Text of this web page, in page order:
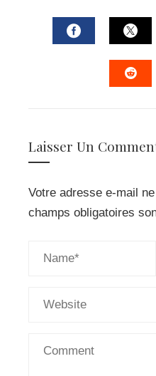
FACEBOOK
Laisser Un
Votre adresse e-mail
champs obligatoires